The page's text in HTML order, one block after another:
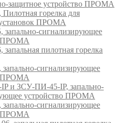
защитное устройство ПРОМА
горелка для
ПРОМА
сигнализирующее
ПРОМА
пилотная горелка
сигнализирующее
ПРОМА
и ЗСУ-ПИ-45-IP, запально-
устройство ПРОМА
сигнализирующее
ПРОМА